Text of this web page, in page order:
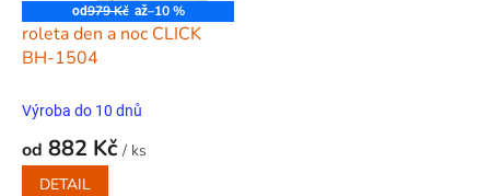
od979 Kč až–10 %
roleta den a noc CLICK
BH-1504
Výroba do 10 dnů
od 882 Kč / ks
DETAIL